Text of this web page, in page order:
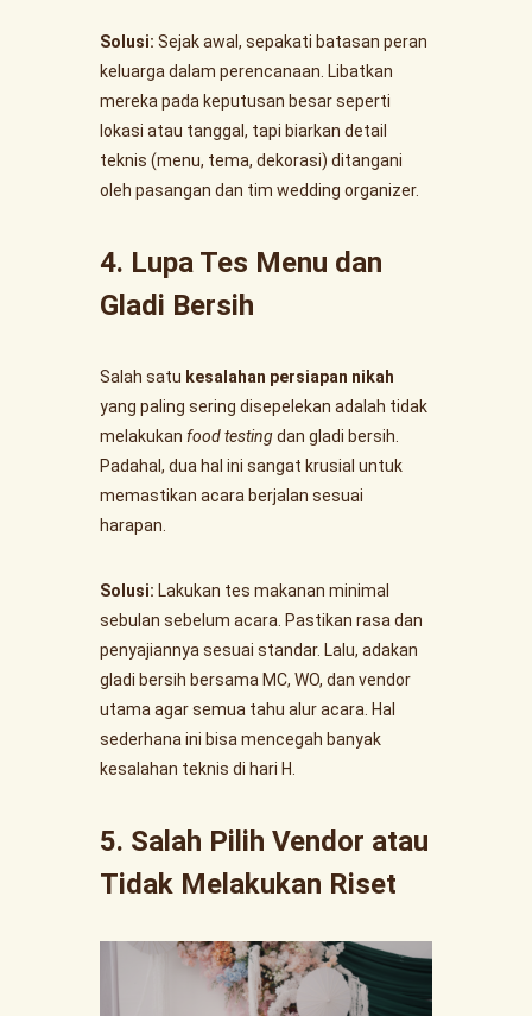
Solusi: Sejak awal, sepakati batasan peran
keluarga dalam perencanaan. Libatkan
mereka pada keputusan besar seperti
lokasi atau tanggal, tapi biarkan detail
teknis (menu, tema, dekorasi) ditangani
oleh pasangan dan tim wedding organizer.
4. Lupa Tes Menu dan
Gladi Bersih
Salah satu kesalahan persiapan nikah
yang paling sering disepelekan adalah tidak
melakukan food testingdan gladi bersih.
Padahal, dua hal ini sangat krusial untuk
memastikan acara berjalan sesuai
harapan.
Solusi: Lakukan tes makanan minimal
sebulan sebelum acara. Pastikan rasa dan
penyajiannya sesuai standar. Lalu, adakan
gladi bersih bersama MC, WO, dan vendor
utama agar semua tahu alur acara. Hal
sederhana ini bisa mencegah banyak
kesalahan teknis di hari H.
5. Salah Pilih Vendor atau
Tidak Melakukan Riset